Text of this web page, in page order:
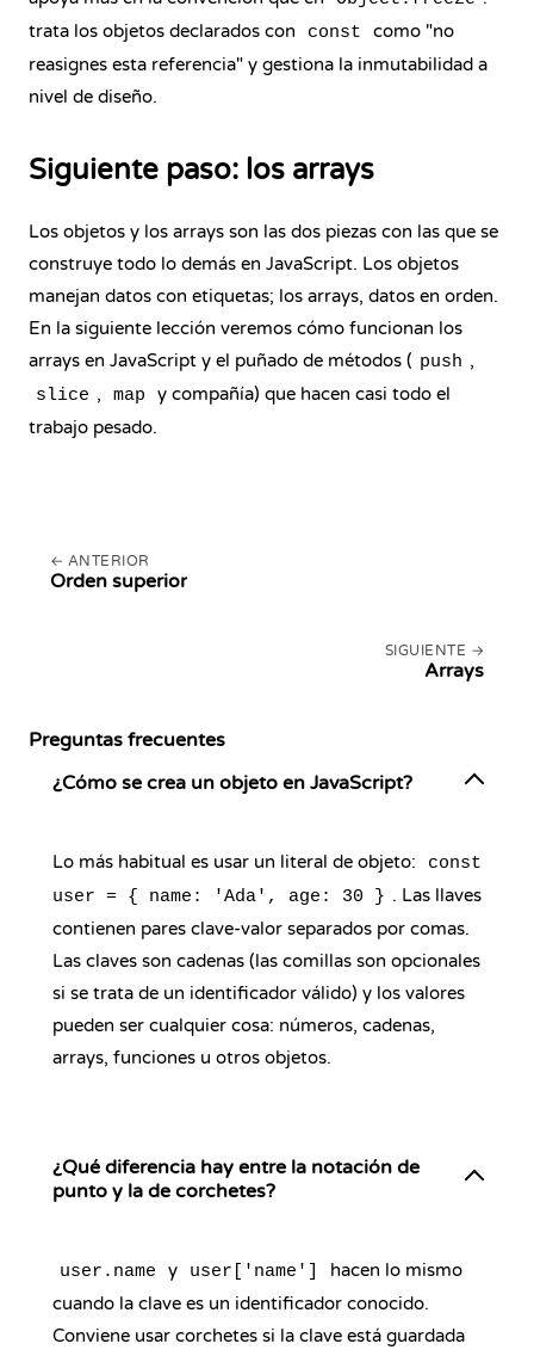
trata los objetos declarados con
const
como "no
reasignes esta referencia" y gestiona la inmutabilidad a
nivel de diseño.
Siguiente paso: los arrays
Los objetos y los arrays son las dos piezas con las que se
construye todo lo demás en JavaScript. Los objetos
manejan datos con etiquetas; los arrays, datos en orden.
En la siguiente lección veremos cómo funcionan los
arrays en JavaScript y el puñado de métodos ( push ,
slice , map
y compañía) que hacen casi todo el
trabajo pesado.
ANTERIOR
Orden superior
SIGUIENTE
Arrays
Preguntas frecuentes
¿Cómo se crea un objeto en JavaScript?
Lo más habitual es usar un literal de objeto:
const
user = { name: 'Ada', age: 30 } . Las llaves
contienen pares clave-valor separados por comas.
Las claves son cadenas (las comillas son opcionales
si se trata de un identificador válido) y los valores
pueden ser cualquier cosa: números, cadenas,
arrays, funciones u otros objetos.
¿Qué diferencia hay entre la notación de
punto y la de corchetes?
user.name y user['name']
hacen lo mismo
cuando la clave es un identificador conocido.
Conviene usar corchetes si la clave está guardada